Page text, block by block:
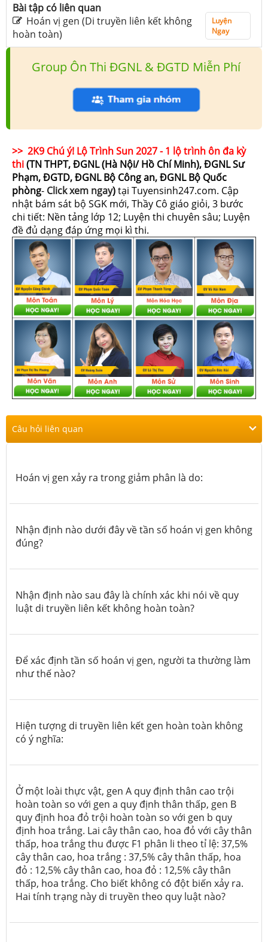
Bài tập có liên quan
Hoán vị gen (Di truyền liên kết không
hoàn toàn)
Luyện
Ngay
Group Ôn Thi ĐGNL & ĐGTD Miễn Phí
>> 2K9 Chú ý! Lộ Trình Sun 2027 - 1 lộ trình ôn đa kỳ
thi(TN THPT, ĐGNL (Hà Nội/ Hồ Chí Minh), ĐGNL Sư
Phạm, ĐGTD, ĐGNL Bộ Công an, ĐGNL Bộ Quốc
phòng- Click xem ngay)tại Tuyensinh247.com. Cập
nhật bám sát bộ SGK mới, Thầy Cô giáo giỏi, 3 bước
chi tiết: Nền tảng lớp 12; Luyện thi chuyên sâu; Luyện
đề đủ dạng đáp ứng mọi kì thi.
Câu hỏi liên quan
Hoán vị gen xảy ra trong giảm phân là do:
Nhận định nào dưới đây về tần số hoán vị gen không
đúng?
Nhận định nào sau đây là chính xác khi nói về quy
luật di truyền liên kết không hoàn toàn?
Để xác định tần số hoán vị gen, người ta thường làm
như thế nào?
Hiện tượng di truyền liên kết gen hoàn toàn không
có ý nghĩa:
Ở một loài thực vật, gen A quy định thân cao trội
hoàn toàn so với gen a quy định thân thấp, gen B
quy định hoa đỏ trội hoàn toàn so với gen b quy
định hoa trắng. Lai cây thân cao, hoa đỏ với cây thân
thấp, hoa trắng thu được F1 phân li theo tỉ lệ: 37,5%
cây thân cao, hoa trắng : 37,5% cây thân thấp, hoa
đỏ : 12,5% cây thân cao, hoa đỏ : 12,5% cây thân
thấp, hoa trắng. Cho biết không có đột biến xảy ra.
Hai tính trạng này di truyền theo quy luật nào?